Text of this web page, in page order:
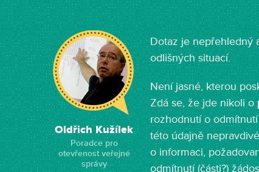
Oldřich Kužílek
Poradce pro
otevřenost veřejné
správy
Dotaz je nepřehledný
odlišných situací.
Není jasné, kterou
Zdá se, že jde nikoli o
rozhodnutí o
této údajně
o informaci,
odmítnutí (části?)